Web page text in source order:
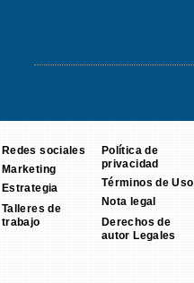
Redes sociales
Marketing
Estrategia
Talleres de
trabajo
Política de
privacidad
Términos de Uso
Nota legal
Derechos de
autor Legales